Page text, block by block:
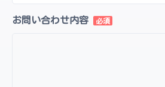
お問い合わせ内容